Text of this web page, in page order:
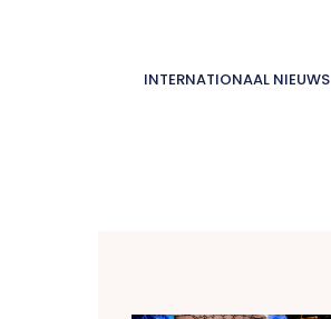
INTERNATIONAAL NIEUWS